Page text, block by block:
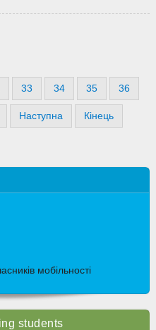
33 34 35 36
Наступна Кінець
мобільності
students